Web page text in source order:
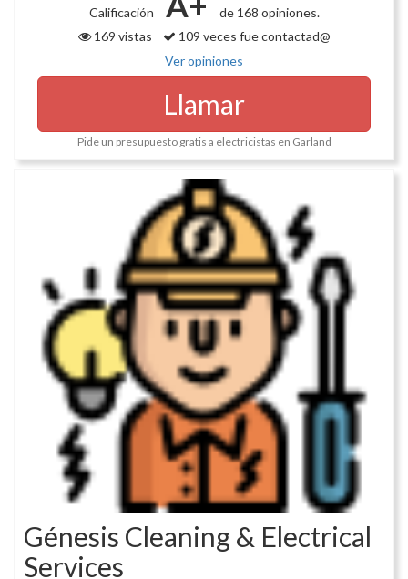
Calificación
de 168 opiniones.
169 vistas
109 veces fue contactad@
Ver opiniones
Llamar
Pide un presupuesto gratis a electricistas en Garland
Génesis Cleaning & Electrical
Services